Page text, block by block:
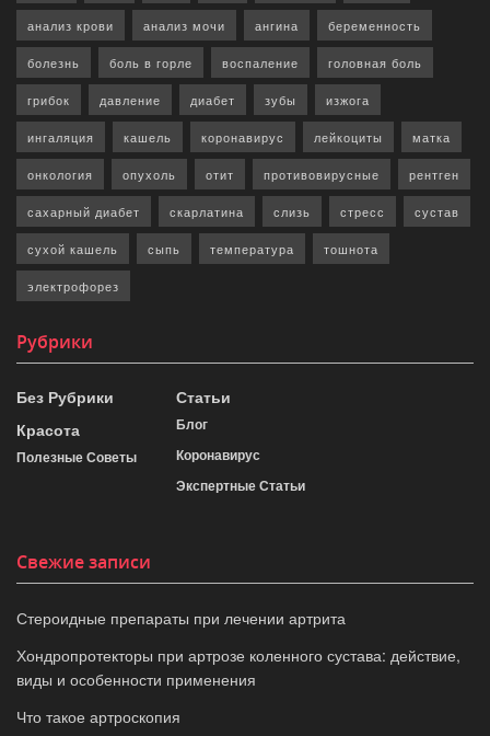
анализ крови анализ мочи ангина беременность
болезнь боль в горле воспаление головная боль
грибок давление диабет зубы изжога
ингаляция кашель коронавирус лейкоциты матка
онкология опухоль отит противовирусные рентген
сахарный диабет скарлатина слизь стресс сустав
сухой кашель сыпь температура тошнота
электрофорез
Рубрики
Без Рубрики
Красота
Полезные Советы
Статьи
Блог
Коронавирус
Экспертные Статьи
Свежие записи
Стероидные препараты при лечении артрита
Хондропротекторы при артрозе коленного сустава: действие,
виды и особенности применения
Что такое артроскопия